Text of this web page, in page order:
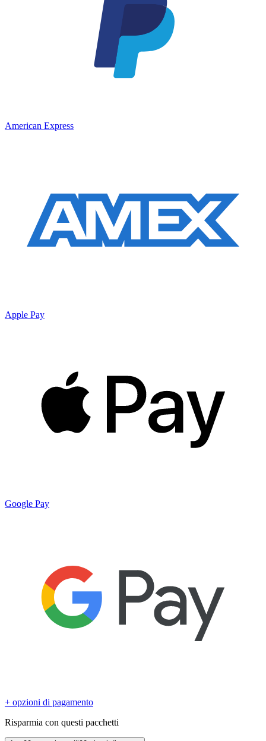
American Express
Apple Pay
Google Pay
+ opzioni di pagamento
Risparmia con questi pacchetti